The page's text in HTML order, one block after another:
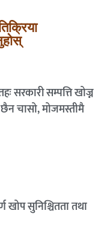
सरकारी सम्पत्ति खोज्न
चासो, मोजमस्तीमै
खोप सुनिश्चितता तथा